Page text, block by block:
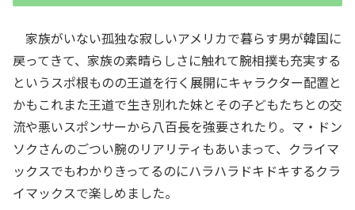
家族がいない孤独な寂しいアメリカで暮らす男が韓国に
戻ってきて、家族の素晴らしさに触れて腕相撲も充実する
というスポ根ものの王道を行く展開にキャラクター配置と
かもこれまた王道で生き別れた妹とその子どもたちとの交
流や悪いスポンサーから八百長を強要されたり。マ・ドン
ソクさんのごつい腕のリアリティもあいまって、クライマ
ックスでもわかりきってるのにハラハラドキドキするクラ
イマックスで楽しめました。